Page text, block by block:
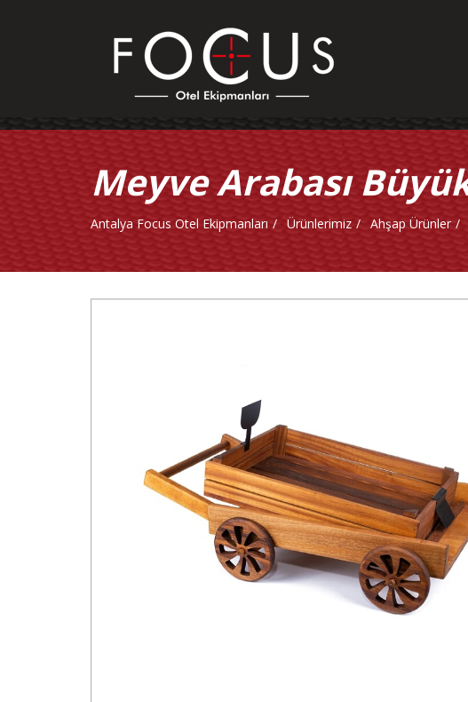
Meyve Arabası
Antalya Focus Otel Ekipmanları Ürünlerimiz Ahşap Ürünler